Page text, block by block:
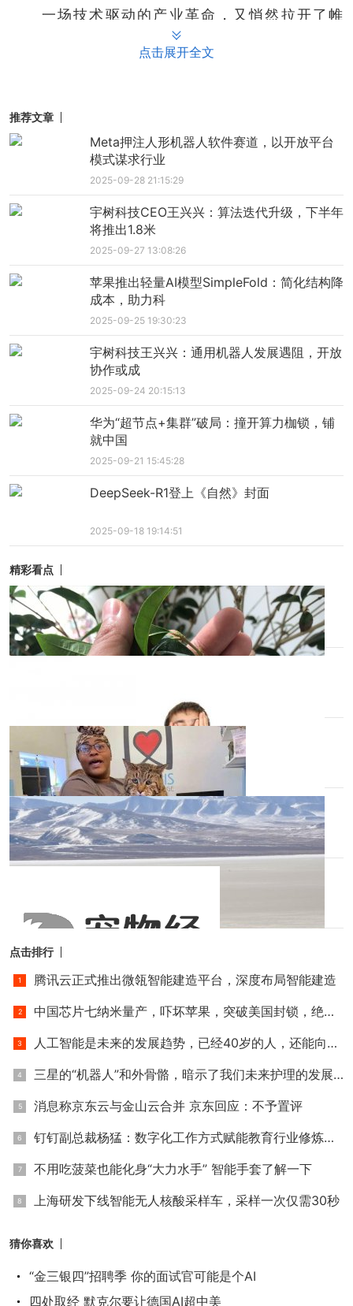
一场技术驱动的产业革命，又悄然拉开了帷
说起人形机器人，绝大多数人的第一想法肯定
是特斯拉。
早在2022年下半年，特斯拉就宣布并推出了其
人形机器人擎天柱Optimus的原型。作为当时将传闻
引领“仿人”，甚至“类人”机器人产业进入商业化的“划
时代”产品，特斯拉Optimus首发前夕，曾在资本市
场掀起了狂热的板块炒作行情。
数据显示，同花顺特斯拉概念指数自2022年4月
底到8月底，五个月连续拉升，区间最高涨幅接近6
只是，当时不论是从各方软硬件技术，还是产
业供应链，亦或是成本等维度来说，人形机器人都
还只是一个概念品。
的人形机器产品出现。即便是在今年7月号称“见证人
s，也被马斯克再次宣布推迟生产时间。
马斯克表示，特斯拉计划在明年进行小批量生
产，这些机器人将首先供内部使用，并希望在2026
基于产业的真实发展情况，近两年，即便出现
一些人形机器人的炒作机会，也都是结构性的，重
点集中在确定性较高、或价值量大的核心产业链环
节。
不过，量产计划虽有推迟，马斯克对人形机器
人赛道却始终抱有最高的热情。就在不久前，马斯
同时，他还曾多次预言，未来机器人的数量总
持有同一观点的还有全球最领先的人工智能企
采访中表示，他预估未来人形机器人将变得像汽车
一样普及，并预计机器人技术将在未来两到三年内
AI下一波浪潮，华为、英伟达先后入局
事实上，自2023年人工智能一跃成为最火热，
且不容错失的新风口后，短短两年时间，全球科技
智能因素，也在AI技术的赋能下有了质的飞跃。
点击展开全文
推荐文章
Meta押注人形机器人软件赛道，以开放平台
模式谋求行业
2025-09-28 21:15:29
宇树科技CEO王兴兴：算法迭代升级，下半年
将推出1.8米
2025-09-27 13:08:26
苹果推出轻量AI模型SimpleFold：简化结构降
成本，助力科
2025-09-25 19:30:23
宇树科技王兴兴：通用机器人发展遇阻，开放
协作或成
2025-09-24 20:15:13
华为“超节点+集群”破局：撞开算力枷锁，铺
就中国
2025-09-21 15:45:28
DeepSeek-R1登上《自然》封面
2025-09-18 19:14:51
精彩看点
养鱼养龟日记
1小时前
宠物胖胖的很可爱？
1小时前
2023 年 3 月 1 日 施行西藏发布最新《条
例》养狗养猫有
1小时前
1小时前
点击排行
腾讯云正式推出微瓴智能建造平台，深度布局智能建造
中国芯片七纳米量产，吓坏苹果，突破美国封锁，绝地反击！
人工智能是未来的发展趋势，已经40岁的人，还能向这方面转行
三星的“机器人”和外骨骼，暗示了我们未来护理的发展方向？
消息称京东云与金山云合并 京东回应：不予置评
钉钉副总裁杨猛：数字化工作方式赋能教育行业修炼内功
不用吃菠菜也能化身“大力水手” 智能手套了解一下
上海研发下线智能无人核酸采样车，采样一次仅需30秒
猜你喜欢
“金三银四”招聘季 你的面试官可能是个AI
四处取经 默克尔要让德国AI超中美